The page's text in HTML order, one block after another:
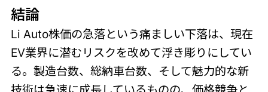
結論
Li Auto株価の急落という痛ましい下落は、現在
EV業界に潜むリスクを改めて浮き彫りにしてい
る。製造台数、総納車台数、そして魅力的な新